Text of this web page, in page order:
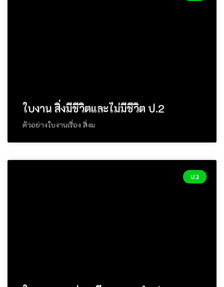
ใบงาน สิ่งมีชีวิตและไม่มีชีวิต ป.2
ตัวอย่างใบงานเรื่อง สิ่งม
ป.2